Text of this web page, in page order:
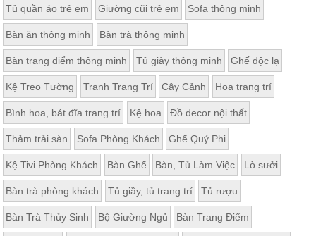
Tủ quần áo trẻ em Giường cũi trẻ em Sofa thông minh
Bàn ăn thông minh Bàn trà thông minh
Bàn trang điểm thông minh Tủ giày thông minh Ghế độc lạ
Kệ Treo Tường Tranh Trang Trí Cây Cảnh Hoa trang trí
Bình hoa, bát đĩa trang trí Kệ hoa Đồ decor nội thất
Thảm trải sàn Sofa Phòng Khách Ghế Quý Phi
Kệ Tivi Phòng Khách Bàn Ghế Bàn, Tủ Làm Việc Lò sưởi
Bàn trà phòng khách Tủ giầy, tủ trang trí Tủ rượu
Bàn Trà Thủy Sinh Bộ Giường Ngủ Bàn Trang Điểm